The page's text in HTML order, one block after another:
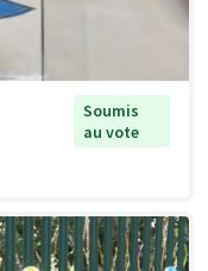
Soumis
au vote